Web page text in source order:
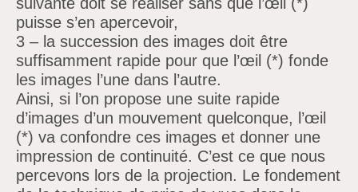
puisse s’en apercevoir,
3 – la succession des images doit être
suffisamment rapide pour que l’œil (*) fonde
les images l’une dans l’autre.
Ainsi, si l’on propose une suite rapide
d’images d’un mouvement quelconque, l’œil
(*) va confondre ces images et donner une
impression de continuité. C’est ce que nous
percevons lors de la projection. Le fondement